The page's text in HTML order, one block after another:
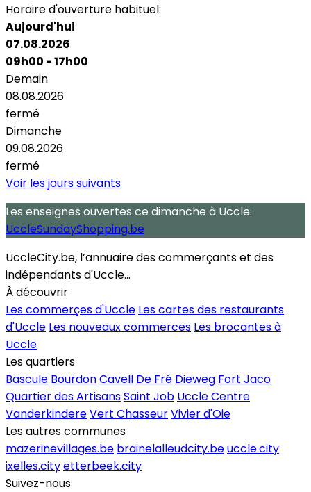
Horaire d'ouverture habituel:
Aujourd'hui
07.08.2026
09h00 - 17h00
Demain
08.08.2026
fermé
Dimanche
09.08.2026
fermé
Voir les jours suivants
Les enseignes ouvertes ce dimanche à Uccle:
UccleSundayShopping.be
UccleCity.be, l’annuaire des commerçants et des
indépendants d'Uccle...
À découvrir
Les commerçes d'Uccle Les cartes des restaurants
d'Uccle Les nouveaux commerces Les brocantes à
Uccle
Les quartiers
Bascule BourdonCavell De Fré Dieweg Fort Jaco
Quartier des ArtisansSaint Job Uccle Centre
VanderkindereVert ChasseurVivier d'Oie
Les autres communes
mazerinevillages.be brainelalleudcity.beuccle.city
ixelles.cityetterbeek.city
Suivez-nous